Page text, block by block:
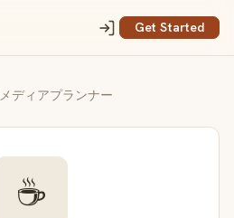
Get Started
メディアプランナー
☕